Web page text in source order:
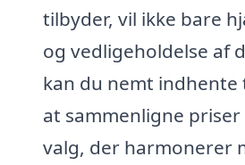
tilbyder, vil ikke bare
og vedligeholdelse af
kan du nemt
at sammenligne
valg, der harmonerer